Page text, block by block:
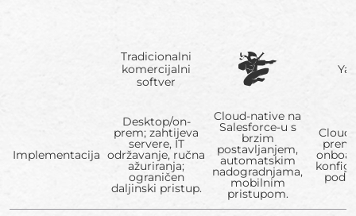
Tradicionalni
komercijalni
softver
Implementacija
Desktop/on-
prem; zahtijeva
servere, IT
održavanje, ručna
ažuriranja;
ograničen
daljinski pristup.
Cloud-native na
Salesforce-u s
brzim
postavljanjem,
automatskim
nadogradnjama,
mobilnim
pristupom.
Cloud